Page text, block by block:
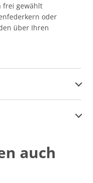
frei gewählt
oder
über Ihren
auch